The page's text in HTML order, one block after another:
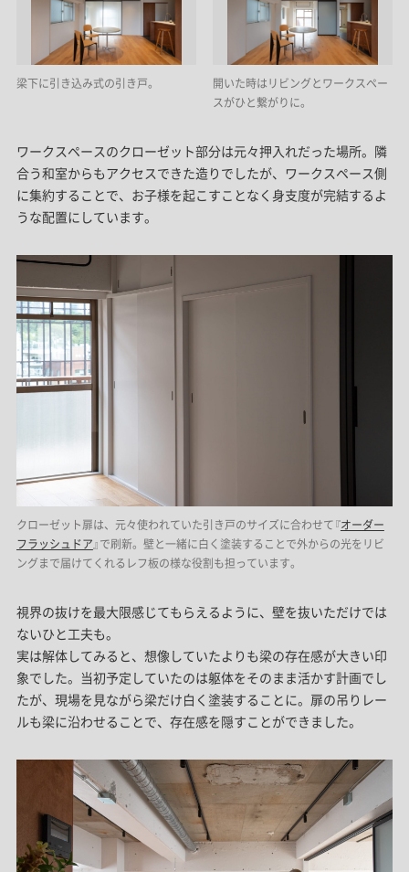
梁下に引き込み式の引き戸。
開いた時はリビングとワークスペー
スがひと繋がりに。
ワークスペースのクローゼット部分は元々押入れだった場所。隣
合う和室からもアクセスできた造りでしたが、ワークスペース側
に集約することで、お子様を起こすことなく身支度が完結するよ
うな配置にしています。
クローゼット扉は、元々使われていた引き戸のサイズに合わせて『オーダー
フラッシュドア』で刷新。壁と一緒に白く塗装することで外からの光をリビ
ングまで届けてくれるレフ板の様な役割も担っています。
視界の抜けを最大限感じてもらえるように、壁を抜いただけでは
ないひと工夫も。
実は解体してみると、想像していたよりも梁の存在感が大きい印
象でした。当初予定していたのは躯体をそのまま活かす計画でし
たが、現場を見ながら梁だけ白く塗装することに。扉の吊りレー
ルも梁に沿わせることで、存在感を隠すことができました。